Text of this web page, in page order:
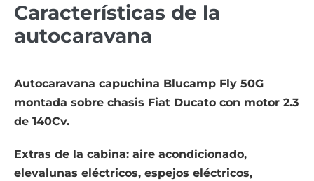
Características de la
autocaravana
Autocaravana capuchina Blucamp Fly 50G
montada sobre chasis Fiat Ducato con motor 2.3
de 140Cv.
Extras de la cabina: aire acondicionado,
elevalunas eléctricos, espejos eléctricos,